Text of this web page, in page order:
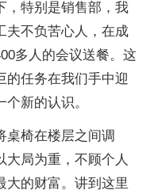
，特别是销售部，我
夫不负苦心人，在成
多人的会议送餐。这
的任务在我们手中迎
新的认识。
桌椅在楼层之间调
大局为重，不顾个人
大的财富。讲到这里